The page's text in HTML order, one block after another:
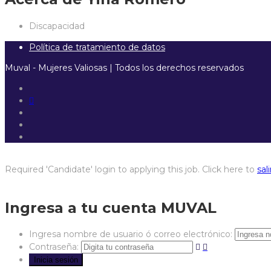
Discapacidad
Política de tratamiento de datos
Muval - Mujeres Valiosas | Todos los derechos reservados
Required 'Candidate' login to applying this job. Click here to
Ingresa a tu cuenta MUVAL
Ingresa nombre de usuario ó correo electrónico:
Contraseña: